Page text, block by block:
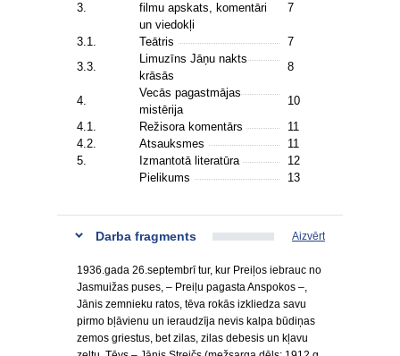
3.
filmu apskats, komentāri
un viedokļi
7
3.1. Teātris
7
3.3.
Limuzīns Jāņu nakts
krāsās
8
4.
Vecās pagastmājas
mistērija
10
4.1.
Režisora komentārs
11
4.2.
Atsauksmes
11
5.
Izmantotā literatūra
12
Pielikums
13
Darba fragments Aizvērt
1936.gada 26.septembrī tur, kur Preiļos iebrauc no
Jasmuižas puses, – Preiļu pagasta Anspokos –,
Jānis zemnieku ratos, tēva rokās izkliedza savu
pirmo bļāvienu un ieraudzīja nevis kalpa būdiņas
zemos griestus, bet zilas, zilas debesis un kļavu